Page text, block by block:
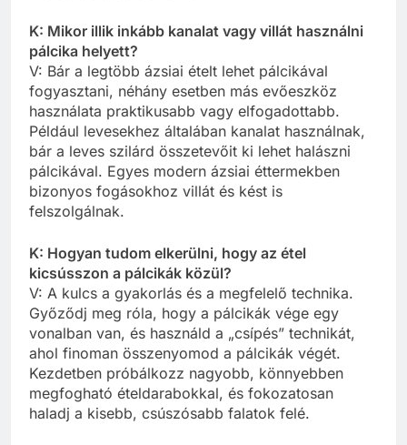
K: Mikor illik inkább kanalat vagy villát használni
pálcika helyett?
V: Bár a legtöbb ázsiai ételt lehet pálcikával
fogyasztani, néhány esetben más evőeszköz
használata praktikusabb vagy elfogadottabb.
Például levesekhez általában kanalat használnak,
bár a leves szilárd összetevőit ki lehet halászni
pálcikával. Egyes modern ázsiai éttermekben
bizonyos fogásokhoz villát és kést is
felszolgálnak.
K: Hogyan tudom elkerülni, hogy az étel
kicsússzon a pálcikák közül?
V: A kulcs a gyakorlás és a megfelelő technika.
Győződj meg róla, hogy a pálcikák vége egy
vonalban van, és használd a „csípés” technikát,
ahol finoman összenyomod a pálcikák végét.
Kezdetben próbálkozz nagyobb, könnyebben
megfogható ételdarabokkal, és fokozatosan
haladj a kisebb, csúszósabb falatok felé.